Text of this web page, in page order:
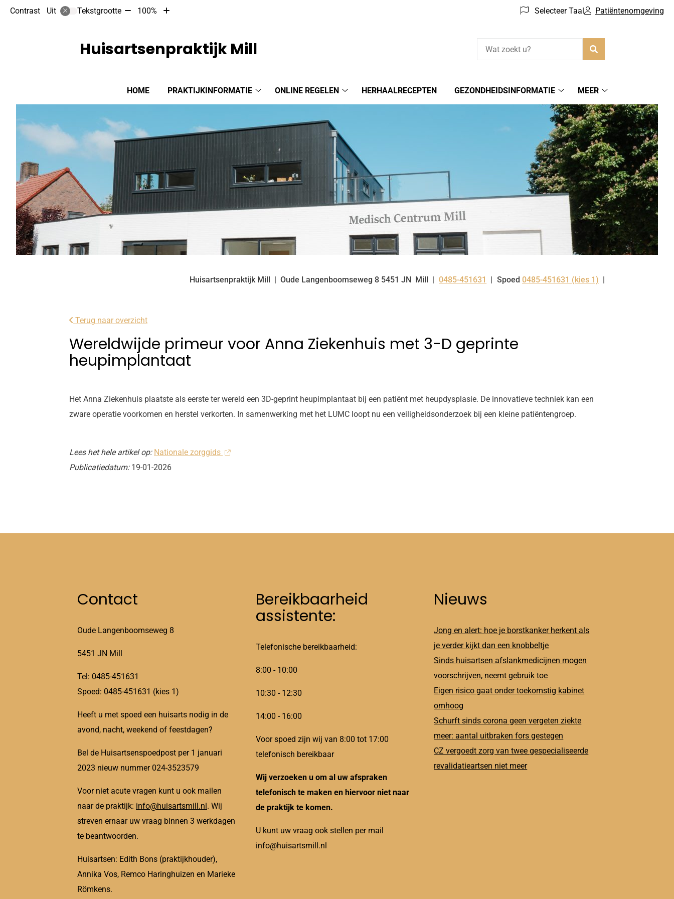
Contrast Uit Tekstgrootte Tekst
10%
100%
Tekst
Selecteer Taal Patiëntenomgeving
Hoofdmenu
HOME
PRAKTIJKINFORMATIE
ONLINE REGELEN
HERHAALRECEPTEN
GEZONDHEIDSINFORMATIE
submenu
MEER
submenu
Huisartsenpraktijk Mill
Huisartsenpraktijk Mill Oude Langenboomseweg 8 5451 JN Mill Tel:
0485-451631 Spoed 0485-451631 (kies 1)
Terug naar overzicht
Wereldwijde primeur voor Anna Ziekenhuis met 3-D geprinte
heupimplantaat
Het Anna Ziekenhuis plaatste als eerste ter wereld een 3D-geprint heupimplantaat bij een patiënt met heupdysplasie. De innovatieve techniek kan een
zware operatie voorkomen en herstel verkorten. In samenwerking met het LUMC loopt nu een veiligheidsonderzoek bij een kleine patiëntengroep.
Lees het hele artikel op: Nationale zorggids
Publicatiedatum: 19-01-2026
Contact
Oude Langenboomseweg 8
5451 JN Mill
Tel: 0485-451631
Spoed: 0485-451631 (kies 1)
Heeft u met spoed een huisarts nodig in de
avond, nacht, weekend of feestdagen?
Bel de Huisartsenspoedpost per 1 januari
2023 nieuw nummer 024-3523579
Voor niet acute vragen kunt u ook mailen
naar de praktijk: info@huisartsmill.nl. Wij
streven ernaar uw vraag binnen 3 werkdagen
te beantwoorden.
Huisartsen: Edith Bons (praktijkhouder),
Annika Vos, Remco Haringhuizen en Marieke
Römkens.
Bereikbaarheid
assistente:
Telefonische bereikbaarheid:
8:00 - 10:00
10:30 - 12:30
14:00 - 16:00
Voor spoed zijn wij van 8:00 tot 17:00
telefonisch bereikbaar
Wij verzoeken u om al uw afspraken
telefonisch te maken en hiervoor niet naar
de praktijk te komen.
U kunt uw vraag ook stellen per mail
info@huisartsmill.nl
Nieuws
Jong en alert: hoe je borstkanker herkent als
je verder kijkt dan een knobbeltje
Sinds huisartsen afslankmedicijnen mogen
voorschrijven, neemt gebruik toe
Eigen risico gaat onder toekomstig kabinet
omhoog
Schurft sinds corona geen vergeten ziekte
meer: aantal uitbraken fors gestegen
CZ vergoedt zorg van twee gespecialiseerde
revalidatieartsen niet meer